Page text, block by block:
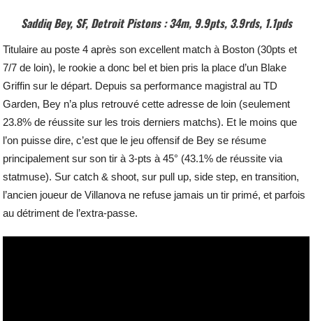
Saddiq Bey, SF, Detroit Pistons : 34m, 9.9pts, 3.9rds, 1.1pds
Titulaire au poste 4 après son excellent match à Boston (30pts et
7/7 de loin), le rookie a donc bel et bien pris la place d’un Blake
Griffin sur le départ. Depuis sa performance magistral au TD
Garden, Bey n’a plus retrouvé cette adresse de loin (seulement
23.8% de réussite sur les trois derniers matchs). Et le moins que
l’on puisse dire, c’est que le jeu offensif de Bey se résume
principalement sur son tir à 3-pts à 45° (43.1% de réussite via
statmuse). Sur catch & shoot, sur pull up, side step, en transition,
l’ancien joueur de Villanova ne refuse jamais un tir primé, et parfois
au détriment de l’extra-passe.